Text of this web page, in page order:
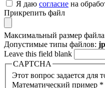
Я даю согласие на
Прикрепить файл
Максимальный размер
Допустимые типы файлов:
Leave this field blank
CAPTCHA
Этот вопрос задается для
Математический пример *